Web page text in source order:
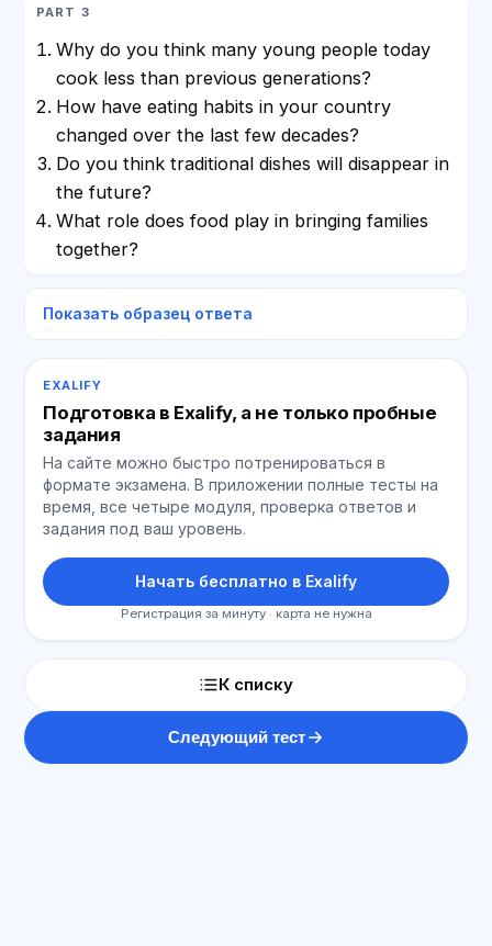
PART 3
Why do you think many young people today
cook less than previous generations?
How have eating habits in your country
changed over the last few decades?
Do you think traditional dishes will disappear in
the future?
What role does food play in bringing families
together?
Показать образец ответа
EXALIFY
Подготовка в Exalify, а не только пробные
задания
На сайте можно быстро потренироваться в
формате экзамена. В приложении полные тесты на
время, все четыре модуля, проверка ответов и
задания под ваш уровень.
Начать бесплатно в Exalify
Регистрация за минуту · карта не нужна
К списку
Следующий тест